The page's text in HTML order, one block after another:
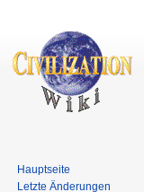
Hauptseite
Letzte Änderungen